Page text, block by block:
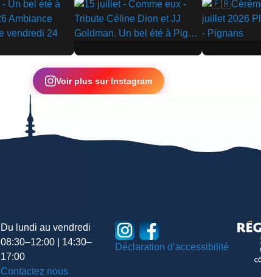
▶ ▶
Voir plus sur Instagram
Du lundi au vendredi
08:30–12:00 | 14:30–
17:00
Contactez nous
Déclaration d’accessibilité